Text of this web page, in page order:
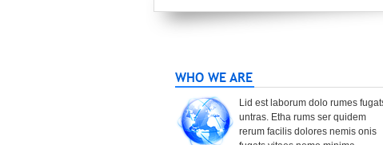
WHO WE ARE
Lid est laborum dolo rumes
untras. Etha rums ser quidem
rerum facilis dolores nemis onis